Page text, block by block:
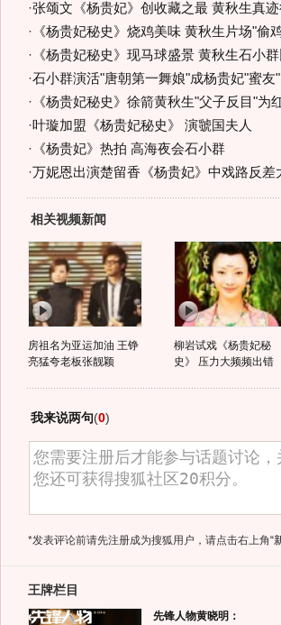
·张颂文《杨贵妃》创收藏之最 黄秋生真
· 《杨贵妃秘史》烧鸡美味 黄秋生片场"偷
· 《杨贵妃秘史》现马球盛景 黄秋生石小
·石小群演活"唐朝第一舞娘"成杨贵妃"蜜友"
· 《杨贵妃秘史》徐箭黄秋生"父子反目"为
·叶璇加盟《杨贵妃秘史》 演虢国夫人
· 《杨贵妃》热拍 高海夜会石小群
·万妮恩出演楚留香《杨贵妃》中戏路反差
相关视频新闻
房祖名为亚运加油 王铮
亮猛夸老板张靓颖
柳岩试戏《杨贵妃秘
史》 压力大频频出错
我来说两句(0)
*发表评论前请先注册成为搜狐用户，请点击右上角“
王牌栏目
先锋人物黄晓明：